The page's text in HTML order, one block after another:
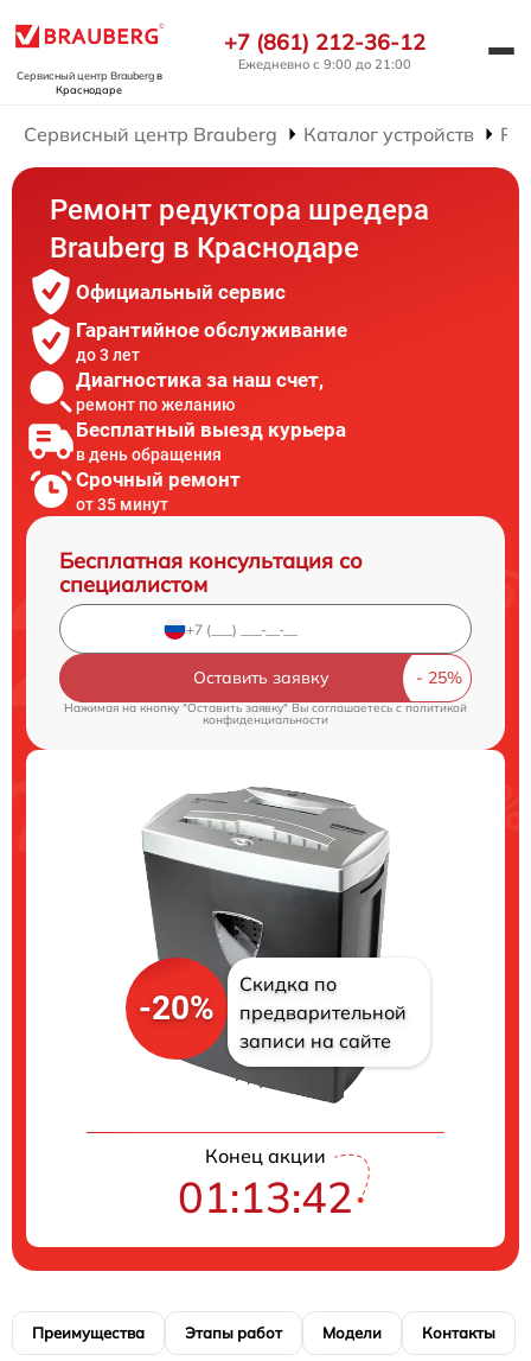
Сервисный центр Braubergв
Краснодаре
+7 (861) 212-36-12
Ежедневно с 9:00 до 21:00
Сервисный центр Brauberg Каталог устройств
Ремонт редуктора шредера
Brauberg в Краснодаре
Официальный сервис
Гарантийное обслуживание
до 3 лет
Диагностика за наш счет,
ремонт по желанию
Бесплатный выезд курьера
в день обращения
Срочный ремонт
от 35 минут
Бесплатная консультация со
специалистом
Оставить заявку
Нажимая на кнопку "Оставить заявку" Вы соглашаетесь c политикой
конфиденциальности
-20%
Скидка по
предварительной
записи на сайте
Конец акции
01:13:42
Преимущества Этапы работ Модели Контакты